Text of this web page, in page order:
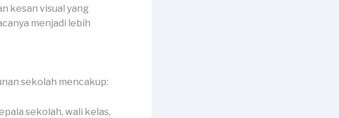
kesan visual yang
menjadi lebih
sekolah mencakup:
sekolah, wali kelas,